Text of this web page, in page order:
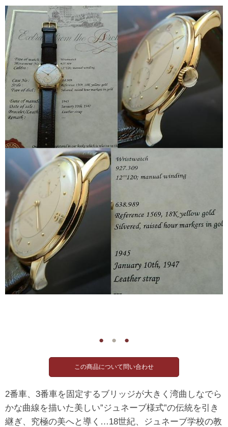
● ● ●
2番車、3番車を固定するブリッジが大きく湾曲しなでら
かな曲線を描いた美しい”ジュネーブ様式”の伝統を引き
継ぎ、究極の美へと導く…18世紀、ジュネーブ学校の教